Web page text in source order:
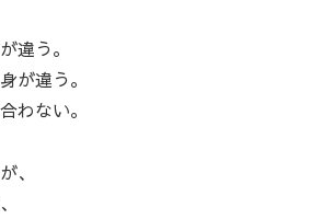
違う。
が違う。
わない。
、
、